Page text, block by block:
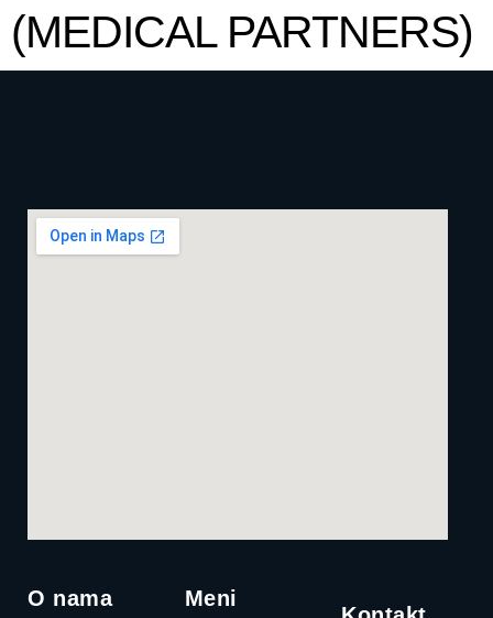
(MEDICAL PARTNERS)
O nama Meni